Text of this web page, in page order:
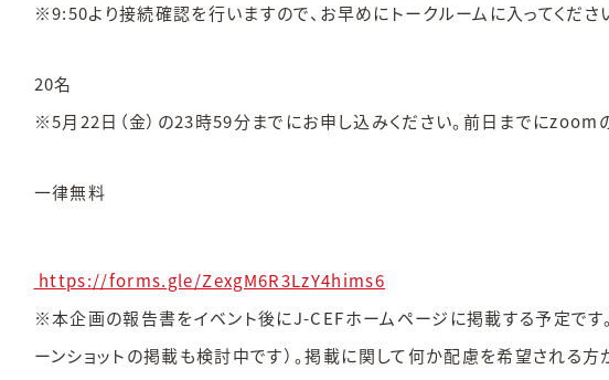
※9:50より接続確認を行いますので、お早めにトークルームに入ってくださ
20名
※5月22日（金）の23時59分までにお申し込みください。前日までにzoomの
一律無料
https://forms.gle/ZexgM6R3LzY4hims6
※本企画の報告書をイベント後にJ-CEFホームページに掲載する予定です
ーンショットの掲載も検討中です）。掲載に関して何か配慮を希望される